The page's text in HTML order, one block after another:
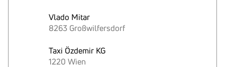
Vlado Mitar
8263 Großwilfersdorf
Taxi Özdemir KG
1220 Wien